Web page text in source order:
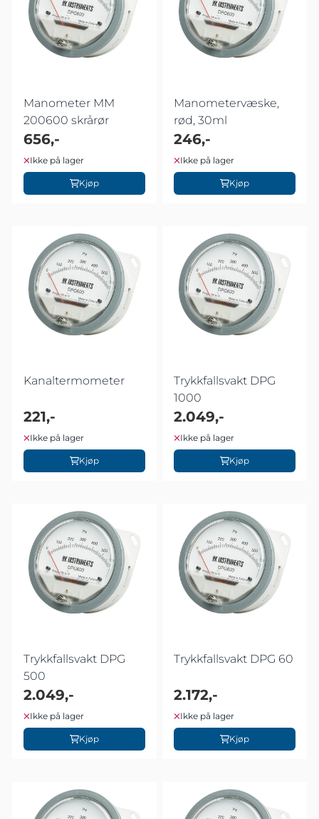
Manometer MM
200600 skrårør
656,-
Ikke på lager
Kjøp
Manometervæske,
rød, 30ml
246,-
Ikke på lager
Kjøp
Kanaltermometer
221,-
Ikke på lager
Kjøp
Trykkfallsvakt DPG
1000
2.049,-
Ikke på lager
Kjøp
Trykkfallsvakt DPG
500
2.049,-
Ikke på lager
Kjøp
Trykkfallsvakt DPG 60
2.172,-
Ikke på lager
Kjøp